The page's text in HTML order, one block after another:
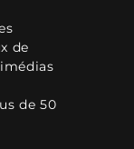
de
de 50